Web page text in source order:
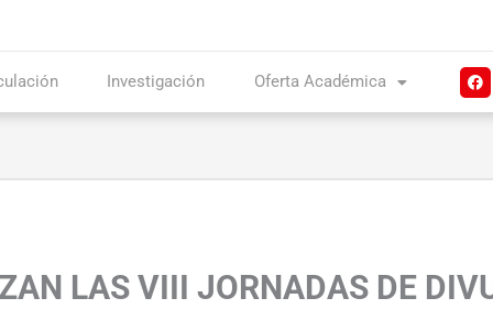
Investigación Oferta Académica
F
a
k
LAS VIII JORNADAS DE